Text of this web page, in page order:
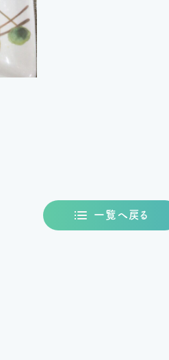
一覧へ戻る